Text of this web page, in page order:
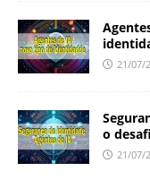
21/07/
o
21/07/